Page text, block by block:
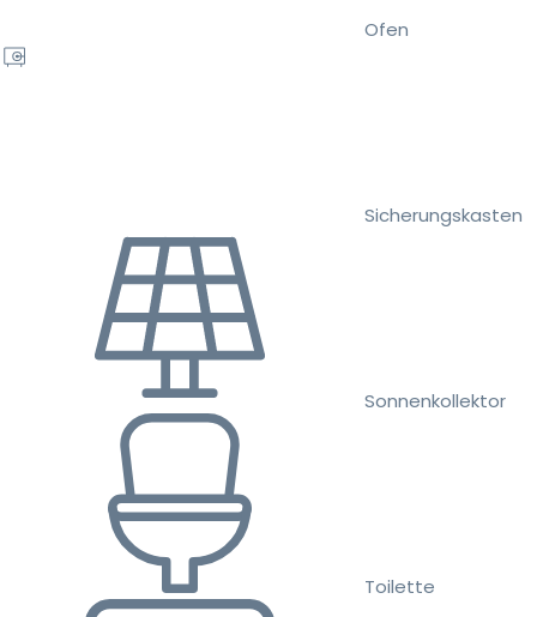
Ofen
Sicherungskasten
Sonnenkollektor
Toilette